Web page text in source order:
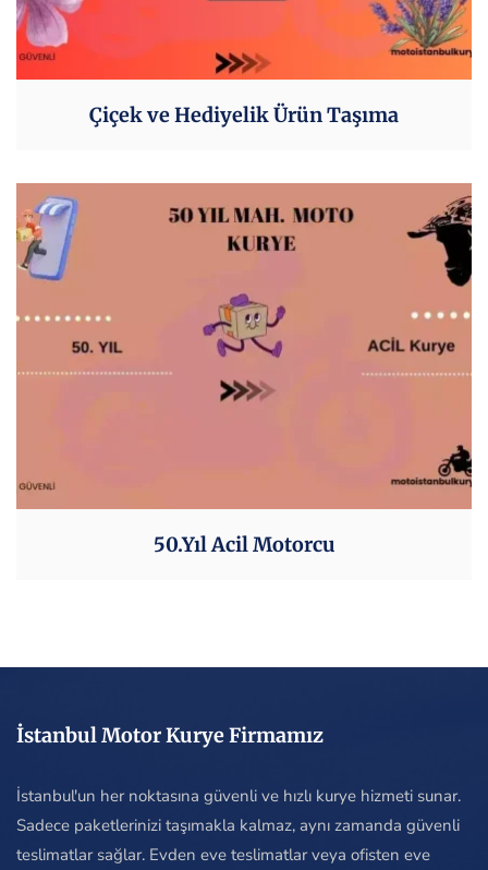
Çiçek ve Hediyelik Ürün Taşıma
50.Yıl Acil Motorcu
İstanbul Motor Kurye Firmamız
İstanbul'un her noktasına güvenli ve hızlı kurye hizmeti sunar.
Sadece paketlerinizi taşımakla kalmaz, aynı zamanda güvenli
teslimatlar sağlar. Evden eve teslimatlar veya ofisten eve